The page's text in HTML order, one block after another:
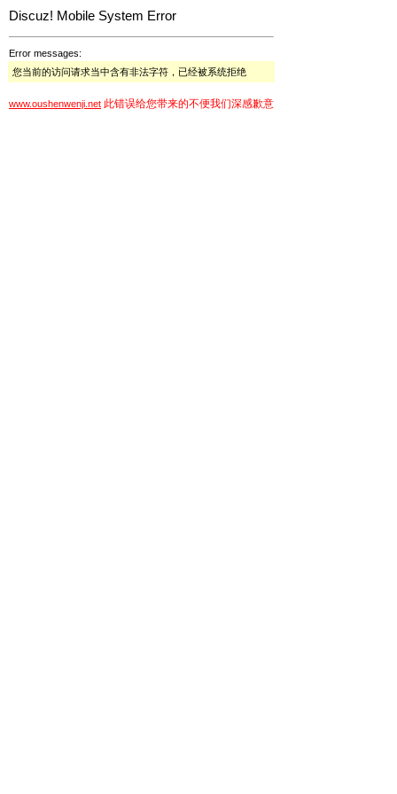
Discuz! Mobile System Error
Error messages:
您当前的访问请求当中含有非法字符，已经被系统拒绝
www.oushenwenji.net 此错误给您带来的不便我们深感歉意